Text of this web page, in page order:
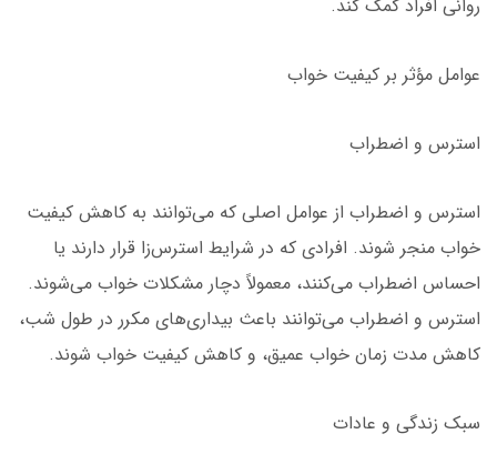
روانی افراد کمک کند.
عوامل مؤثر بر کیفیت خواب
استرس و اضطراب
استرس و اضطراب از عوامل اصلی که می‌توانند به کاهش کیفیت
خواب منجر شوند. افرادی که در شرایط استرس‌زا قرار دارند یا
احساس اضطراب می‌کنند، معمولاً دچار مشکلات خواب می‌شوند.
استرس و اضطراب می‌توانند باعث بیداری‌های مکرر در طول شب،
کاهش مدت زمان خواب عمیق، و کاهش کیفیت خواب شوند.
سبک زندگی و عادات